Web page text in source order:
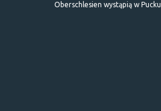
Oberschlesien wystąpią w Pucku